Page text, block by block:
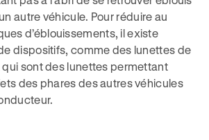
autre véhicule. Pour réduire au
d’éblouissements, il existe
dispositifs, comme des lunettes de
sont des lunettes permettant
des phares des autres véhicules